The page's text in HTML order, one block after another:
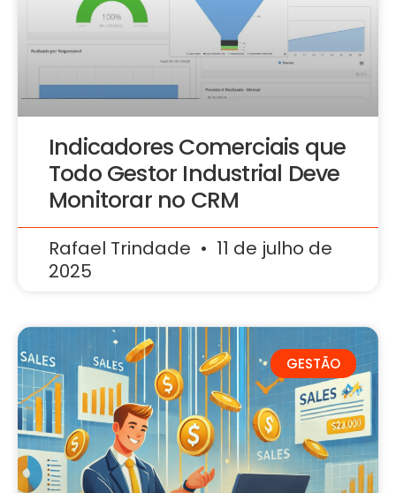
Indicadores Comerciais que
Todo Gestor Industrial Deve
Monitorar no CRM
Rafael Trindade
11 de julho de
2025
GESTÃO